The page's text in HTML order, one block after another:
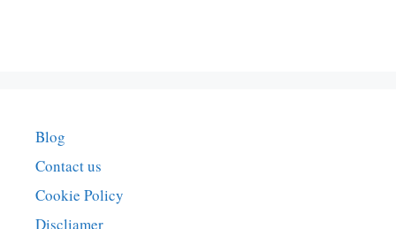
Blog
Contact us
Cookie Policy
Discliamer